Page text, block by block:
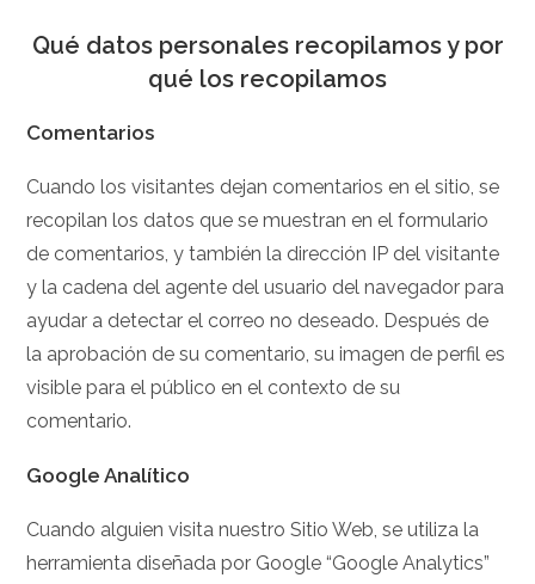
Qué datos personales recopilamos y por
qué los recopilamos
Comentarios
Cuando los visitantes dejan comentarios en el sitio, se
recopilan los datos que se muestran en el formulario
de comentarios, y también la dirección IP del visitante
y la cadena del agente del usuario del navegador para
ayudar a detectar el correo no deseado. Después de
la aprobación de su comentario, su imagen de perfil es
visible para el público en el contexto de su
comentario.
Google Analítico
Cuando alguien visita nuestro Sitio Web, se utiliza la
herramienta diseñada por Google “Google Analytics”